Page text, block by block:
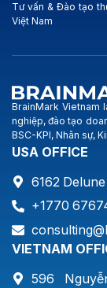
Tư vấn & Đào tạo
Việt Nam
BrainMark Vietnam
nghiệp, đào tạo
BSC-KPI, Nhân sự,
USA OFFICE
6162
+1770
VIETNAM
596